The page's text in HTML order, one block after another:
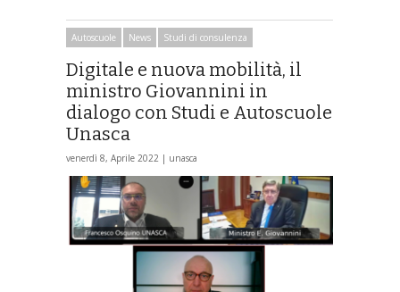
Autoscuole News Studi di consulenza
Digitale e nuova mobilità, il
ministro Giovannini in
dialogo con Studi e Autoscuole
Unasca
venerdì 8, Aprile 2022 | unasca